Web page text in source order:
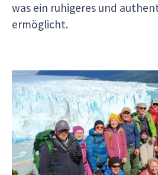
was ein ruhigeres und
ermöglicht.
Beste Reisezeit Patagonien
Von Ende Oktober bis Anfang
Warum diese Monate ideal
Angenehmes Klima: